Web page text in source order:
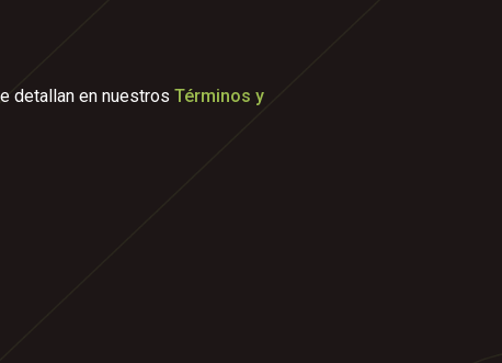
detallan en nuestros Términos y